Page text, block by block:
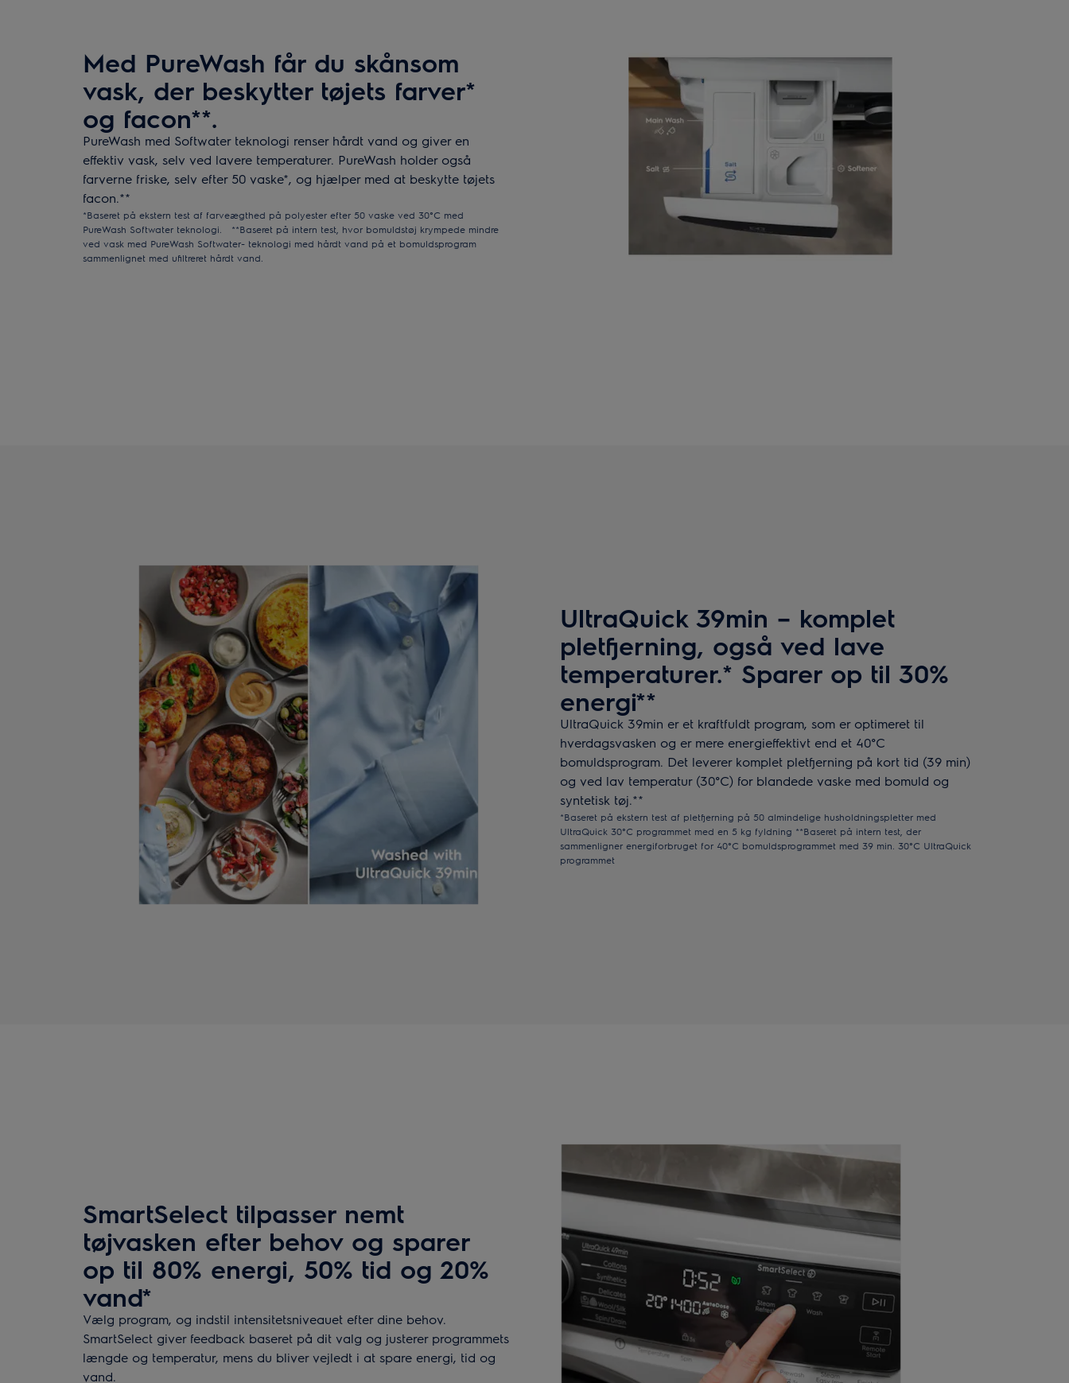
Med PureWash får du skånsom
vask, der beskytter tøjets farver*
og facon**.
PureWash med Softwater teknologi renser hårdt vand og giver en
effektiv vask, selv ved lavere temperaturer. PureWash holder også
farverne friske, selv efter 50 vaske*, og hjælper med at beskytte tøjets
facon.**
*Baseret på ekstern test af farveægthed på polyester efter 50 vaske ved 30°C med
PureWash Softwater teknologi. **Baseret på intern test, hvor bomuldstøj krympede mindre
ved vask med PureWash Softwater- teknologi med hårdt vand på et bomuldsprogram
sammenlignet med ufiltreret hårdt vand.
UltraQuick 39min – komplet
pletfjerning, også ved lave
temperaturer.* Sparer op til 30%
energi**
UltraQuick 39min er et kraftfuldt program, som er optimeret til
hverdagsvasken og er mere energieffektivt end et 40°C
bomuldsprogram. Det leverer komplet pletfjerning på kort tid (39 min)
og ved lav temperatur (30°C) for blandede vaske med bomuld og
syntetisk tøj.**
*Baseret på ekstern test af pletfjerning på 50 almindelige husholdningspletter med
UltraQuick 30°C programmet med en 5 kg fyldning **Baseret på intern test, der
sammenligner energiforbruget for 40°C bomuldsprogrammet med 39 min. 30°C UltraQuick
programmet
SmartSelect tilpasser nemt
tøjvasken efter behov og sparer
op til 80% energi, 50% tid og 20%
vand*
Vælg program, og indstil intensitetsniveauet efter dine behov.
SmartSelect giver feedback baseret på dit valg og justerer programmets
længde og temperatur, mens du bliver vejledt i at spare energi, tid og
vand.